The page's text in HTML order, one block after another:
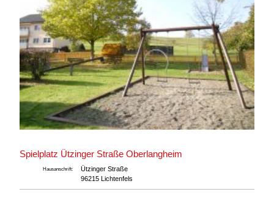
Spielplatz Ützinger Straße Oberlangheim
Hausanschrift:
Ützinger Straße
96215 Lichtenfels